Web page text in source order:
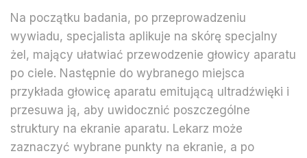
Na początku badania, po przeprowadzeniu
wywiadu, specjalista aplikuje na skórę specjalny
żel, mający ułatwiać przewodzenie głowicy aparatu
po ciele. Następnie do wybranego miejsca
przykłada głowicę aparatu emitującą ultradźwięki i
przesuwa ją, aby uwidocznić poszczególne
struktury na ekranie aparatu. Lekarz może
zaznaczyć wybrane punkty na ekranie, a po